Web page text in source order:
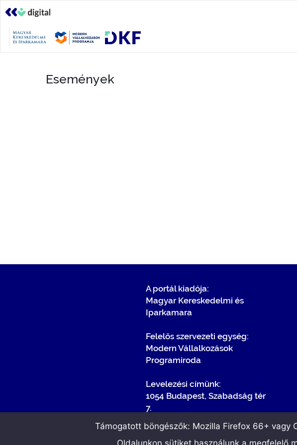
Események
A portál kiadója:
Magyar Kereskedelmi és
Iparkamara
Felelős szervezeti egység:
Modern Vállalkozások
Programiroda
Levelezési címünk:
1054 Budapest, Szabadság tér
7.
Támogatott böngészők: Mozilla Firefox 66+ vagy
Oldalunkon sütiket használunk a megfelelő